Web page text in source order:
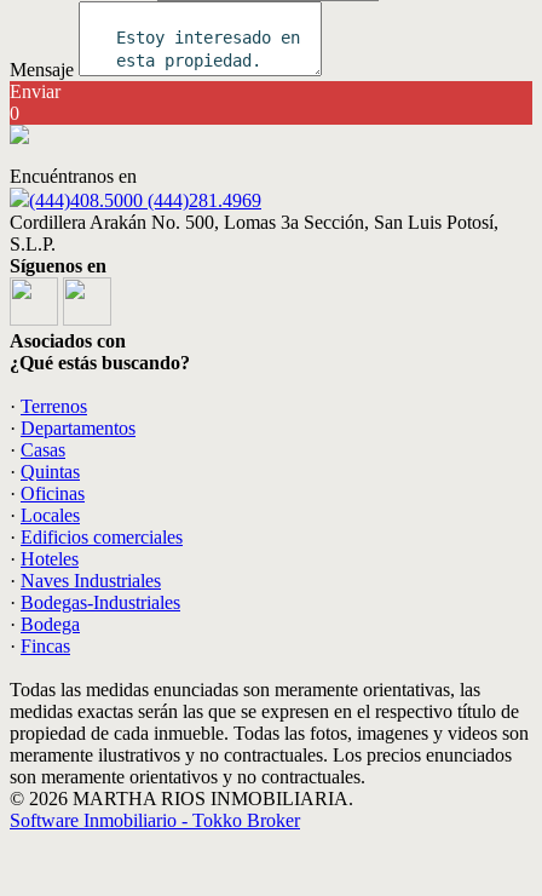
Mensaje
Enviar
0
Encuéntranos en
(444)408.5000 (444)281.4969
Cordillera Arakán No. 500, Lomas 3a Sección, San Luis Potosí,
S.L.P.
Síguenos en
Asociados con
¿Qué estás buscando?
· Terrenos
· Departamentos
· Casas
· Quintas
· Oficinas
· Locales
· Edificios comerciales
· Hoteles
· Naves Industriales
· Bodegas-Industriales
· Bodega
· Fincas
Todas las medidas enunciadas son meramente orientativas, las
medidas exactas serán las que se expresen en el respectivo título de
propiedad de cada inmueble. Todas las fotos, imagenes y videos son
meramente ilustrativos y no contractuales. Los precios enunciados
son meramente orientativos y no contractuales.
© 2026 MARTHA RIOS INMOBILIARIA.
Software Inmobiliario - Tokko Broker